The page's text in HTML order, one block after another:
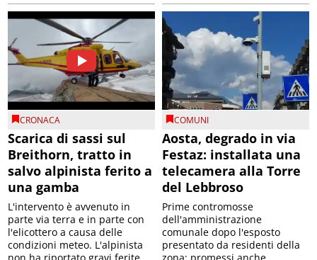
CRONACA
Scarica di sassi sul
Breithorn, tratto in
salvo alpinista ferito a
una gamba
L'intervento è avvenuto in
parte via terra e in parte con
l'elicottero a causa delle
condizioni meteo. L'alpinista
non ha riportato gravi ferite
COMUNI
Aosta, degrado in via
Festaz: installata una
telecamera alla Torre
del Lebbroso
Prime contromosse
dell'amministrazione
comunale dopo l'esposto
presentato da residenti della
zona; promessi anche